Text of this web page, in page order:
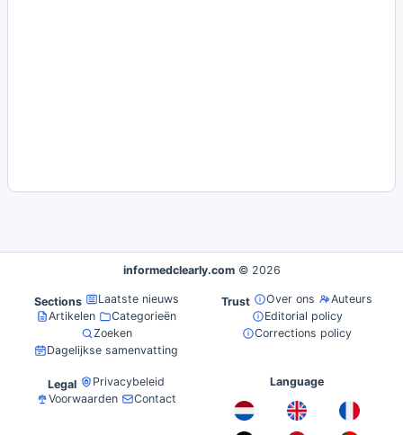
informedclearly.com © 2026
Sections
Laatste nieuws
Artikelen
Categorieën
Zoeken
Dagelijkse samenvatting
Trust Over ons
Auteurs
Editorial policy
Corrections policy
Legal
Privacybeleid
Voorwaarden
Contact
Language